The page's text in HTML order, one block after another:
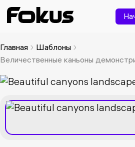
Главная
Шаблоны
Величественные каньоны